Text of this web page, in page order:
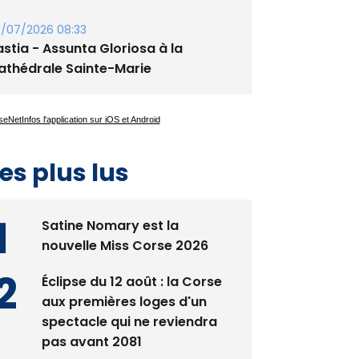
07/2026 08:33
- Assunta Gloriosa à la
Sainte-Marie
plus lus
Satine Nomary est la
nouvelle Miss Corse 2026
Éclipse du 12 août : la Corse
aux premières loges d'un
spectacle qui ne reviendra
pas avant 2081